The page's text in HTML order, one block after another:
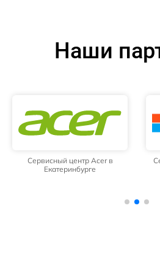
Наши
Сервисный центр Acer в
Екатеринбурге